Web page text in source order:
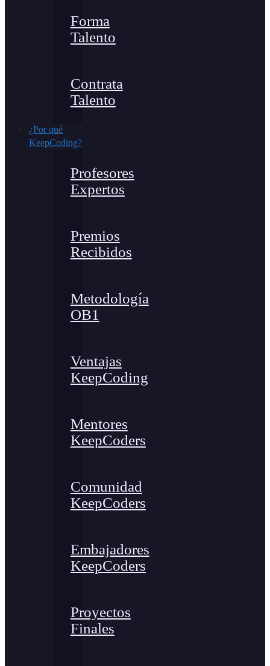
Forma
Talento
Contrata
Talento
¿Por qué
KeepCoding?
Profesores
Expertos
Premios
Recibidos
Metodología
OB1
Ventajas
KeepCoding
Mentores
KeepCoders
Comunidad
KeepCoders
Embajadores
KeepCoders
Proyectos
Finales